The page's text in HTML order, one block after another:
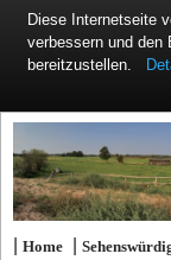
|Home |
Diese Internetseite
verbessern und den
bereitzustellen.